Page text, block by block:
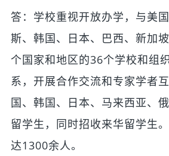
答： 学校重视开放办学，与美
斯、韩国、日本、巴西、新加
个国家和地区的36个学校和组
系，开展合作交流和专家学者
国、韩国、日本、马来西亚、
留学生，同时招收来华留学生
达1300余人。